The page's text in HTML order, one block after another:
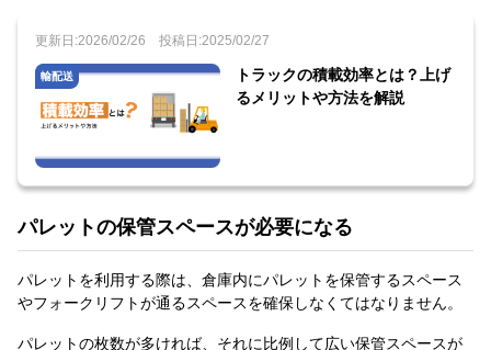
更新日:2026/02/26 投稿日:2025/02/27
輸配送
トラックの積載効率とは？上げ
るメリットや方法を解説
パレットの保管スペースが必要になる
パレットを利用する際は、倉庫内にパレットを保管するスペース
やフォークリフトが通るスペースを確保しなくてはなりません。
パレットの枚数が多ければ、それに比例して広い保管スペースが